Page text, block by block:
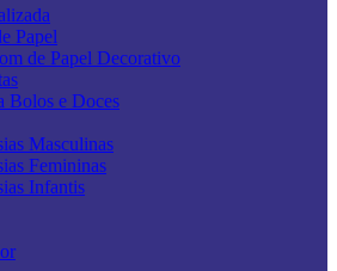
Papel
de Papel Decorativo
Bolos e Doces
Masculinas
Femininas
Infantis